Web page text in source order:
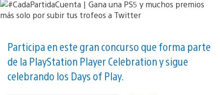
Participa en este gran concurso que forma parte
de la PlayStation Player Celebration y sigue
celebrando los Days of Play.